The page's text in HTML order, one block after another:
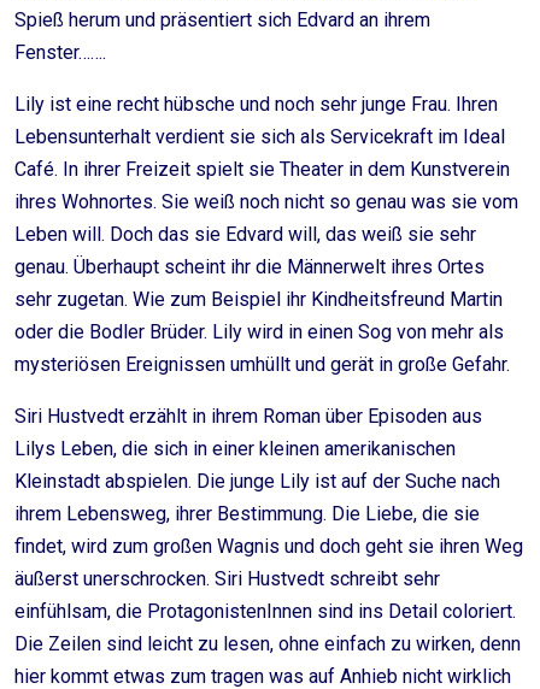
Spieß herum und präsentiert sich Edvard an ihrem
Fenster…….
Lily ist eine recht hübsche und noch sehr junge Frau. Ihren
Lebensunterhalt verdient sie sich als Servicekraft im Ideal
Café. In ihrer Freizeit spielt sie Theater in dem Kunstverein
ihres Wohnortes. Sie weiß noch nicht so genau was sie vom
Leben will. Doch das sie Edvard will, das weiß sie sehr
genau. Überhaupt scheint ihr die Männerwelt ihres Ortes
sehr zugetan. Wie zum Beispiel ihr Kindheitsfreund Martin
oder die Bodler Brüder. Lily wird in einen Sog von mehr als
mysteriösen Ereignissen umhüllt und gerät in große Gefahr.
Siri Hustvedt erzählt in ihrem Roman über Episoden aus
Lilys Leben, die sich in einer kleinen amerikanischen
Kleinstadt abspielen. Die junge Lily ist auf der Suche nach
ihrem Lebensweg, ihrer Bestimmung. Die Liebe, die sie
findet, wird zum großen Wagnis und doch geht sie ihren Weg
äußerst unerschrocken. Siri Hustvedt schreibt sehr
einfühlsam, die ProtagonistenInnen sind ins Detail coloriert.
Die Zeilen sind leicht zu lesen, ohne einfach zu wirken, denn
hier kommt etwas zum tragen was auf Anhieb nicht wirklich